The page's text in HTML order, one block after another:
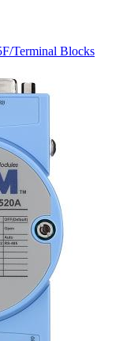
Terminal Blocks